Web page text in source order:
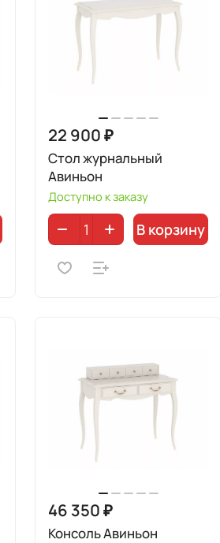
22 900 ₽
Стол журнальный
Авиньон
Доступно к заказу
В корзину
46 350 ₽
Консоль Авиньон